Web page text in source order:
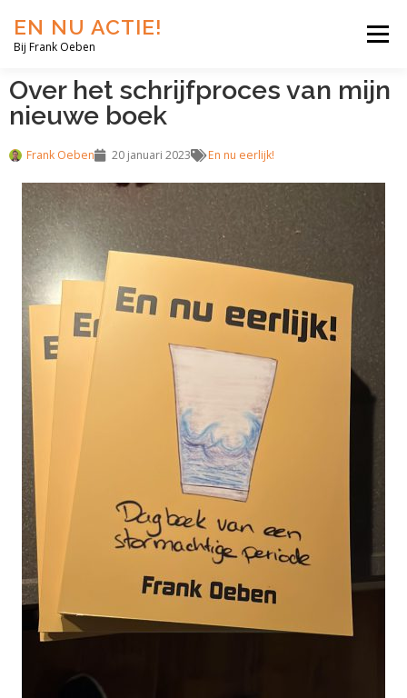
EN NU ACTIE!
Bij Frank Oeben
Menu
EN NU JIJ! EN NU WIJ! EN NU EERLIJK!
Over het schrijfproces van mijn
nieuwe boek
Frank Oeben 20 januari 2023 En nu eerlijk!